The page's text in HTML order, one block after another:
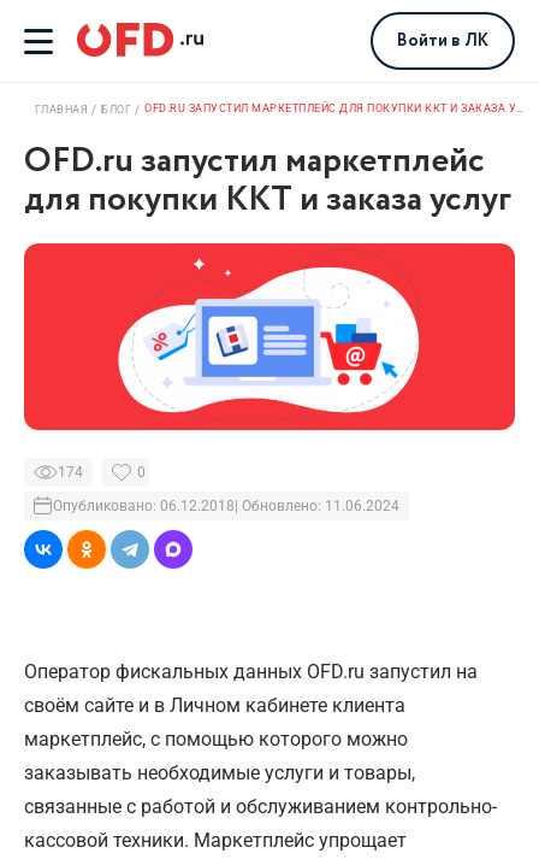
Войти в ЛК
ГЛАВНАЯ БЛОГ OFD.RU ЗАПУСТИЛ МАРКЕТПЛЕЙС ДЛЯ ПОКУПКИ ККТ И ЗАКАЗА УСЛУГ
OFD.ru запустил маркетплейс
для покупки ККТ и заказа услуг
174
Опубликовано: 06.12.2018 | Обновлено: 11.06.2024
0
Оператор фискальных данных OFD.ru запустил на
своём сайте и в Личном кабинете клиента
маркетплейс, с помощью которого можно
заказывать необходимые услуги и товары,
связанные с работой и обслуживанием контрольно-
кассовой техники. Маркетплейс упрощает